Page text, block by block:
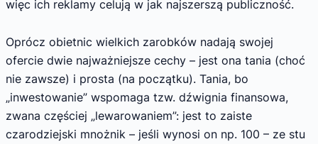
więc ich reklamy celują w jak najszerszą publiczność.
Oprócz obietnic wielkich zarobków nadają swojej
ofercie dwie najważniejsze cechy – jest ona tania (choć
nie zawsze) i prosta (na początku). Tania, bo
„inwestowanie” wspomaga tzw. dźwignia finansowa,
zwana częściej „lewarowaniem”: jest to zaiste
czarodziejski mnożnik – jeśli wynosi on np. 100 – ze stu